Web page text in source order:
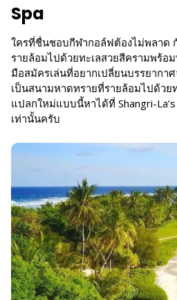
Spa
ใครที่ชื่นชอบกีฬากอล์ฟต้องไม่พลาด
รายล้อมไปด้วยทะเลสวยสีครามพร้อ
มือสมัครเล่นที่อยากเปลี่ยนบรรยากา
เป็นสนามหาดทรายที่รายล้อมไปด้ว
แปลกใหม่แบบนี้หาได้ที่ Shangri-La’s
เท่านั้นครับ